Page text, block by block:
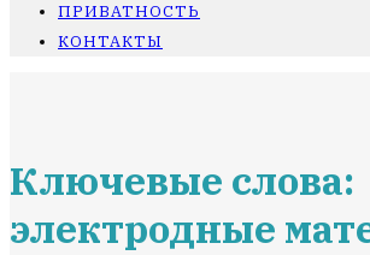
ПРИВАТНОСТЬ
КОНТАКТЫ
Ключевые слова:
электродные